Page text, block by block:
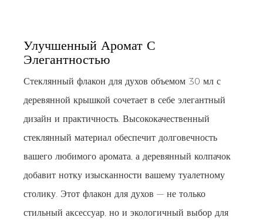
Улучшенный Аромат С
Элегантностью
Стеклянный флакон для духов объемом 30 мл с
деревянной крышкой сочетает в себе элегантный
дизайн и практичность. Высококачественный
стеклянный материал обеспечит долговечность
вашего любимого аромата, а деревянный колпачок
добавит нотку изысканности вашему туалетному
столику. Этот флакон для духов — не только
стильный аксессуар, но и экологичный выбор для